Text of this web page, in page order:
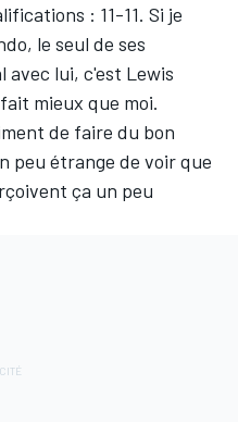
: 11-11. Si je
le seul de ses
avec lui, c'est Lewis
mieux que moi.
de faire du bon
peu étrange de voir que
ça un peu